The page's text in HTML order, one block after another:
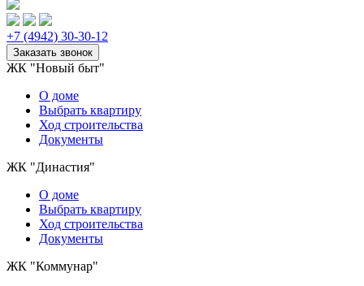
+7 (4942) 30-30-12
ЖК "Новый быт"
О доме
Выбрать квартиру
Ход строительства
Документы
ЖК "Династия"
О доме
Выбрать квартиру
Ход строительства
Документы
ЖК "Коммунар"